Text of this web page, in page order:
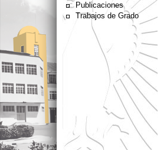
Publicaciones
Trabajos de Grado